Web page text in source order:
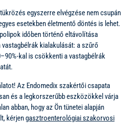
egyszerre elvégzése nem csupán
esetekben életmentő döntés is lehet.
időben történő eltávolítása
vastagbélrák kialakulását: a szűrő
kal is csökkenti a vastagbélrák
Az Endomedix szakértői csapata
és a legkorszerűbb eszközökkel várja
abban, hogy az Ön tünetei alapján
kérjengasztroenterológiai szakorvosi